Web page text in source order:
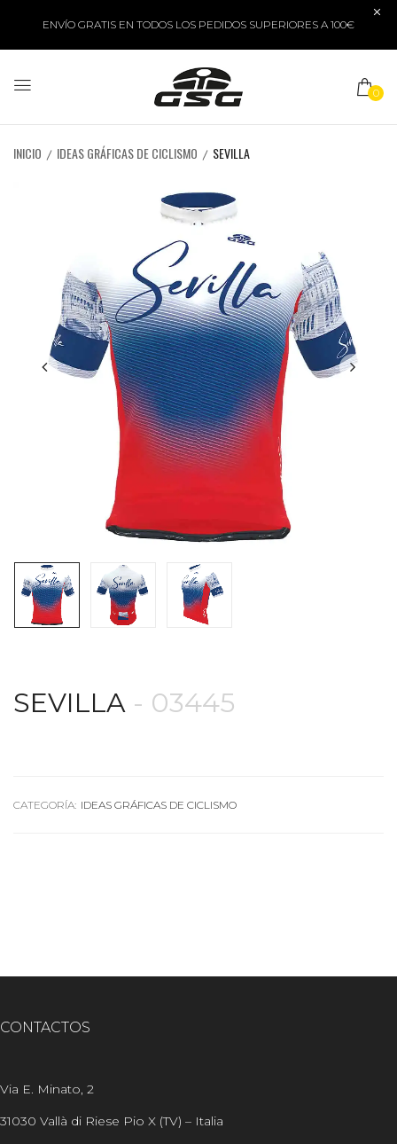
ENVÍO GRATIS EN TODOS LOS PEDIDOS SUPERIORES A 100€
0
INICIO IDEAS GRÁFICAS DE CICLISMO SEVILLA
SEVILLA - 03445
CATEGORÍA: IDEAS GRÁFICAS DE CICLISMO
CONTACTOS
Via E. Minato, 2
31030 Vallà di Riese Pio X (TV) – Italia